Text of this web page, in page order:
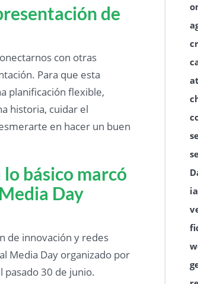
de
con otras
Para que esta
planificación flexible,
historia, cuidar el
en hacer un buen
básico marcó
Day
de innovación y redes
Media Day organizado por
pasado 30 de junio.
ia